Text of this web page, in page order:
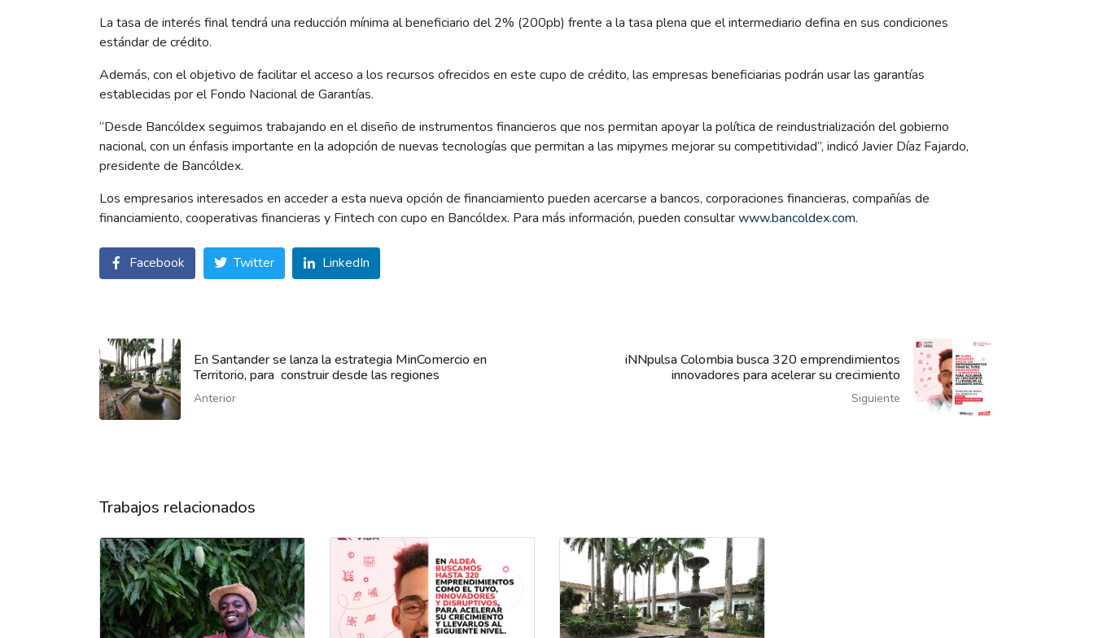
La tasa de interés final tendrá una reducción mínima al beneficiario del 2% (200pb) frente a la tasa plena que el intermediario defina en sus condiciones
estándar de crédito.
Además, con el objetivo de facilitar el acceso a los recursos ofrecidos en este cupo de crédito, las empresas beneficiarias podrán usar las garantías
establecidas por el Fondo Nacional de Garantías.
“Desde Bancóldex seguimos trabajando en el diseño de instrumentos financieros que nos permitan apoyar la política de reindustrialización del gobierno
nacional, con un énfasis importante en la adopción de nuevas tecnologías que permitan a las mipymes mejorar su competitividad”, indicó Javier Díaz Fajardo,
presidente de Bancóldex.
Los empresarios interesados en acceder a esta nueva opción de financiamiento pueden acercarse a bancos, corporaciones financieras, compañías de
financiamiento, cooperativas financieras y Fintech con cupo en Bancóldex. Para más información, pueden consultarwww.bancoldex.com.
Facebook Twitter LinkedIn
En Santander se lanza la estrategia MinComercio en
Territorio, para construir desde las regiones
Anterior
iNNpulsa Colombia busca 320 emprendimientos
innovadores para acelerar su crecimiento
Siguiente
Trabajos relacionados